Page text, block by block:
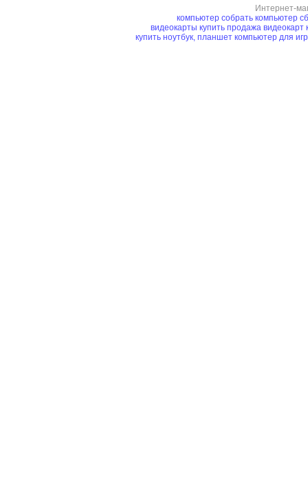
Интернет-
компьютер собрать компьютер
видеокарты купить продажа видеокарт
купить ноутбук, планшет компьютер для